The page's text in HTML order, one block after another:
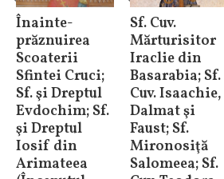
Înainte-
prăznuirea
Scoaterii
Sfintei Cruci;
Sf. şi Dreptul
Evdochim; Sf.
şi Dreptul
Iosif din
Arimateea
Sf. Cuv.
Mărturisitor
Iraclie din
Basarabia; Sf.
Cuv. Isaachie,
Dalmat şi
Faust; Sf.
Mironosiţă
Salomeea; Sf.